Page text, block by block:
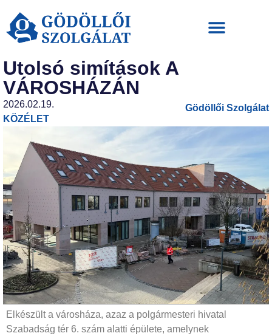
Utolsó simítások A
VÁROSHÁZÁN
2026.02.19.
KÖZÉLET
Gödöllői Szolgálat
Elkészült a városháza, azaz a polgármesteri hivatal
Szabadság tér 6. szám alatti épülete, amelynek